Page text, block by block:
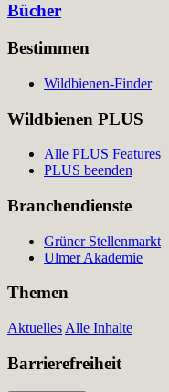
Bücher
Bestimmen
Wildbienen-Finder
Wildbienen PLUS
Alle PLUS Features
PLUS beenden
Branchendienste
Grüner Stellenmarkt
Ulmer Akademie
Themen
Aktuelles Alle Inhalte
Barrierefreiheit